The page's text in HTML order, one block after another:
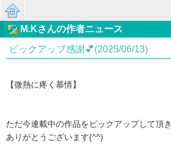
無料で
楽しめ
ータイ
M.Kさんの作者ニュース
ピックアップ感謝💕(2025/06/13)
【微熱に疼く慕情】
ただ今連載中の作品をピックアップして頂き
ありがとうございます(^^)